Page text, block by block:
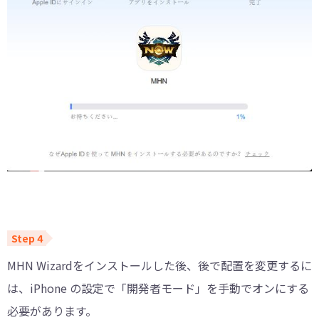
MHN Wizardをインストールした後、後で配置を変更するに
は、iPhone の設定で「開発者モード」を手動でオンにする
必要があります。